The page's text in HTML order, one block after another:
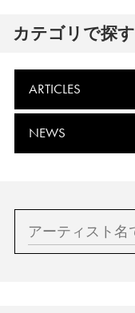
カテゴリで探す
ARTICLES
NEWS